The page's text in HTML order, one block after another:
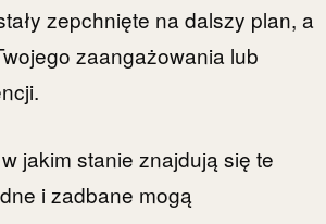
zepchnięte na dalszy plan, a
zaangażowania lub
jakim stanie znajdują się te
i zadbane mogą